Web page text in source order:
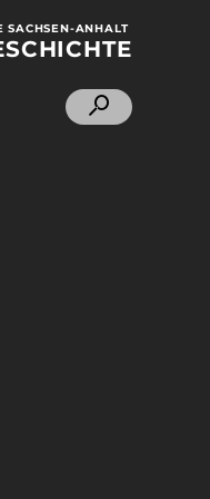
SACHSEN-ANHALT